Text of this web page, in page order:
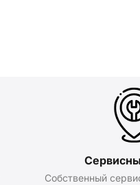
Собственный